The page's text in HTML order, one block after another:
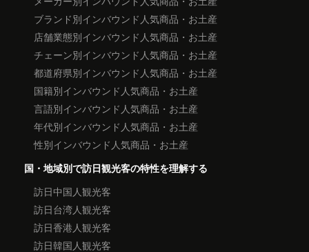
ブランド別インバウンド人気商品・お土産
店舗業態別インバウンド人気商品・お土産
チェーン別インバウンド人気商品・お土産
都道府県別インバウンド人気商品・お土産
国籍別インバウンド人気商品・お土産
言語別インバウンド人気商品・お土産
年代別インバウンド人気商品・お土産
性別インバウンド人気商品・お土産
国・地域別で訪日観光客の特性を理解する
訪日中国人観光客
訪日台湾人観光客
訪日香港人観光客
訪日韓国人観光客